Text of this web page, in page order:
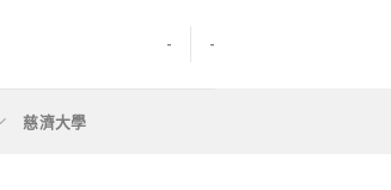
- -
慈濟大學